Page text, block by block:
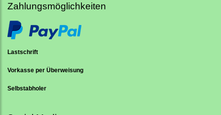
Zahlungsmöglichkeiten
Lastschrift
Vorkasse per Überweisung
Selbstabholer